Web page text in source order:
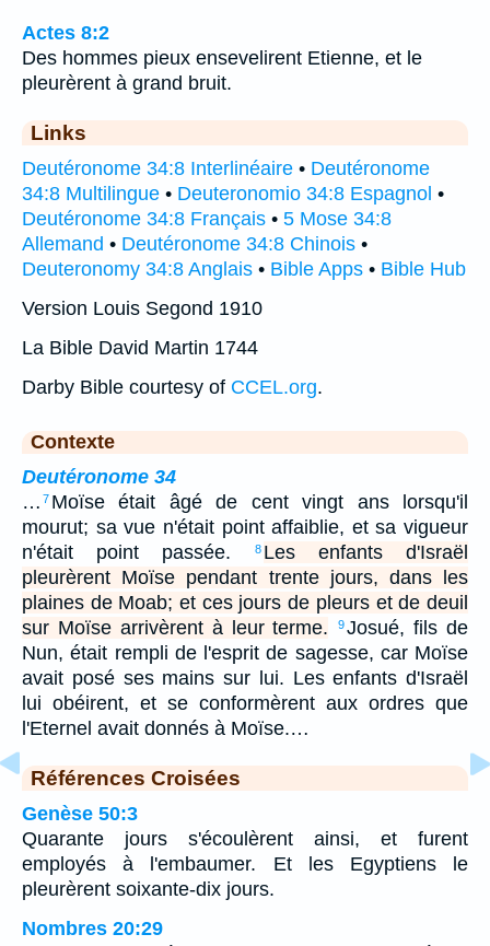
Actes 8:2
Des hommes pieux ensevelirent Etienne, et le
pleurèrent à grand bruit.
Links
Deutéronome 34:8 Interlinéaire • Deutéronome
34:8 Multilingue • Deuteronomio 34:8 Espagnol •
Deutéronome 34:8 Français • 5 Mose 34:8
Allemand • Deutéronome 34:8 Chinois •
Deuteronomy 34:8 Anglais • Bible Apps • Bible Hub
Version Louis Segond 1910
La Bible David Martin 1744
Darby Bible courtesy of CCEL.org.
Contexte
Deutéronome 34
… 7 Moïse était âgé de cent vingt ans lorsqu'il
mourut; sa vue n'était point affaiblie, et sa vigueur
n'était point passée.
8 Les enfants d'Israël
pleurèrent Moïse pendant trente jours, dans les
plaines de Moab; et ces jours de pleurs et de deuil
sur Moïse arrivèrent à leur terme.
9Josué, fils de
Nun, était rempli de l'esprit de sagesse, car Moïse
avait posé ses mains sur lui. Les enfants d'Israël
lui obéirent, et se conformèrent aux ordres que
l'Eternel avait donnés à Moïse.…
Références Croisées
Genèse 50:3
Quarante jours s'écoulèrent ainsi, et furent
employés à l'embaumer. Et les Egyptiens le
pleurèrent soixante-dix jours.
Nombres 20:29